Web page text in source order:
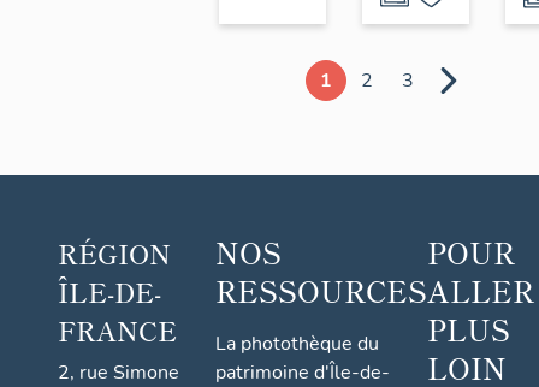
de
papiers
1 2 3
RÉGION
ÎLE-DE-
FRANCE
2, rue Simone
NOS
RESSOURCES
La photothèque du
patrimoine d'Île-de-
POUR
ALLER
PLUS
LOIN